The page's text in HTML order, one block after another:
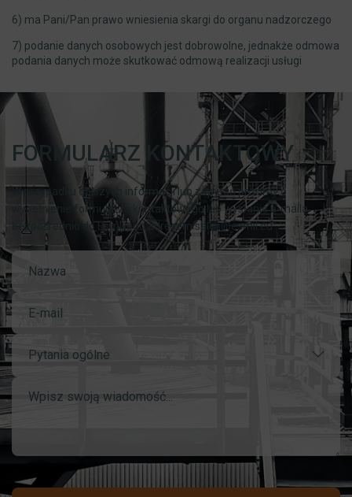
6) ma Pani/Pan prawo wniesienia skargi do organu nadzorczego
7) podanie danych osobowych jest dobrowolne, jednakże odmowa
podania danych może skutkować odmową realizacji usługi
FORMULARZ KONTAKTOWY
W przypadku dalszych informacji lub zapytań prosimy o
wypełnienie formularza kontaktowego lub wysłanie e-maila
bezpośrednio do Esmil pod adresem sales@esmil.eu
Pytania ogólne